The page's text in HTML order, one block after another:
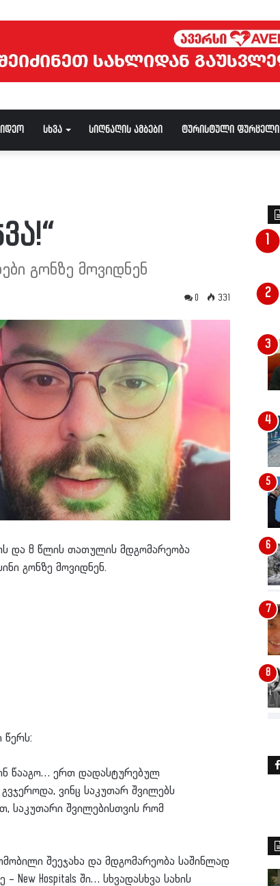
სხვა სიღნაღის ამბები ტურისტული ფურცელი
გონზე მოვიდნენ
0 331
და 8 წლის თათულის მდგომარეობა
გონზე მოვიდნენ.
წააგო… ერთ დადასტურებულ
ვინც საკუთარ შვილებს
საკუთარი შვილებისთვის რომ
შეეჯახა და მდგომარეობა საშინლად
New Hospitals ში… სხვადასხვა სახის